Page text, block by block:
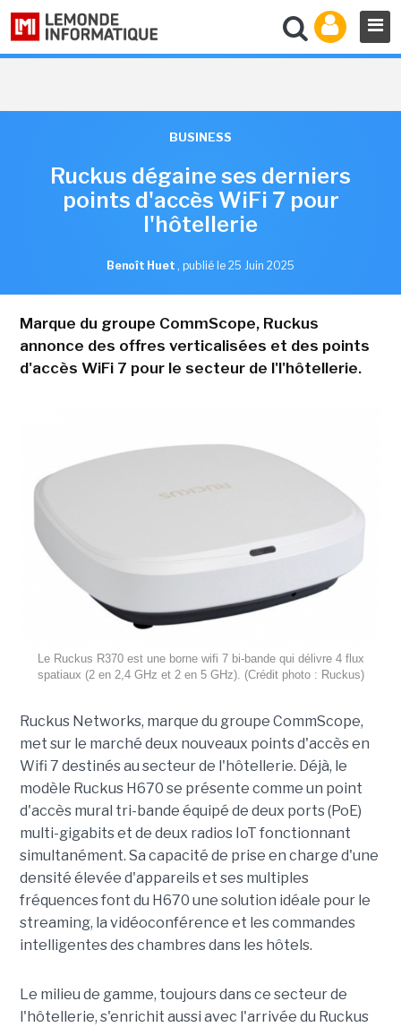
BUSINESS
Ruckus dégaine ses derniers
points d'accès WiFi 7 pour
l'hôtellerie
Benoît Huet , publié le 25 Juin 2025
Marque du groupe CommScope, Ruckus
annonce des offres verticalisées et des points
d'accès WiFi 7 pour le secteur de l'l'hôtellerie.
Le Ruckus R370 est une borne wifi 7 bi-bande qui délivre 4 flux
spatiaux (2 en 2,4 GHz et 2 en 5 GHz). (Crédit photo : Ruckus)
Ruckus Networks, marque du groupe CommScope,
met sur le marché deux nouveaux points d'accès en
Wifi 7 destinés au secteur de l'hôtellerie. Déjà, le
modèle Ruckus H670 se présente comme un point
d'accès mural tri-bande équipé de deux ports (PoE)
multi-gigabits et de deux radios IoT fonctionnant
simultanément. Sa capacité de prise en charge d'une
densité élevée d'appareils et ses multiples
fréquences font du H670 une solution idéale pour le
streaming, la vidéoconférence et les commandes
intelligentes des chambres dans les hôtels.
Le milieu de gamme, toujours dans ce secteur de
l'hôtellerie, s'enrichit aussi avec l'arrivée du Ruckus